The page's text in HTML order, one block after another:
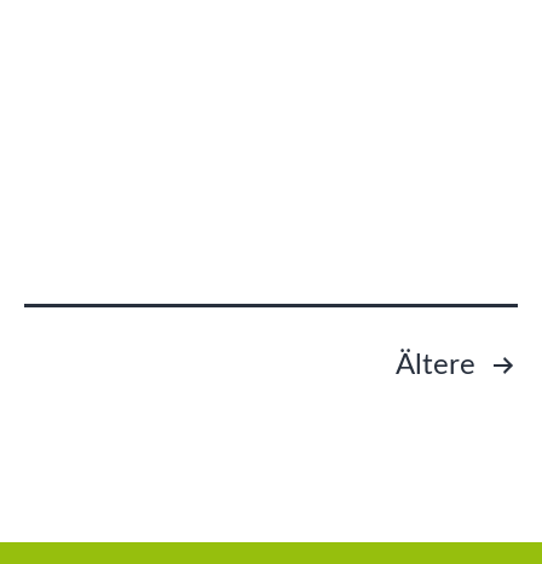
SeitennummerierungÄltere